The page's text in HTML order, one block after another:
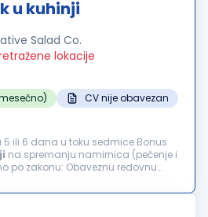
u kuhinji
Salad Co.
lokacije
CV nije obavezan
5 ili 6 dana u toku sedmice Bonus
na spremanju namirnica (pečenje i